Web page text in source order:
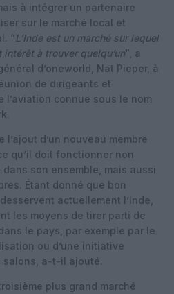
à intégrer un partenaire
sur le marché local et
“L’Inde est un marché sur lequel
à trouver quelqu’un“, a
d’oneworld, Nat Pieper, à
de dirigeants et
l’aviation connue sous le nom
d’un nouveau membre
qu’il doit fonctionner non
son ensemble, mais aussi
Étant donné que bon
actuellement l’Inde,
les moyens de tirer parti de
le pays, par exemple par le
ou d’une initiative
salons, a-t-il ajouté.
plus grand marché